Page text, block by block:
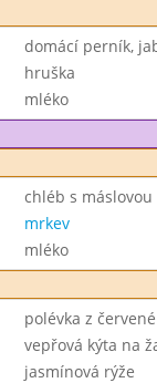
domácí perník,
hruška
mléko
chléb s
mrkev
mléko
polévka z
vepřová kýta na
jasmínová rýže